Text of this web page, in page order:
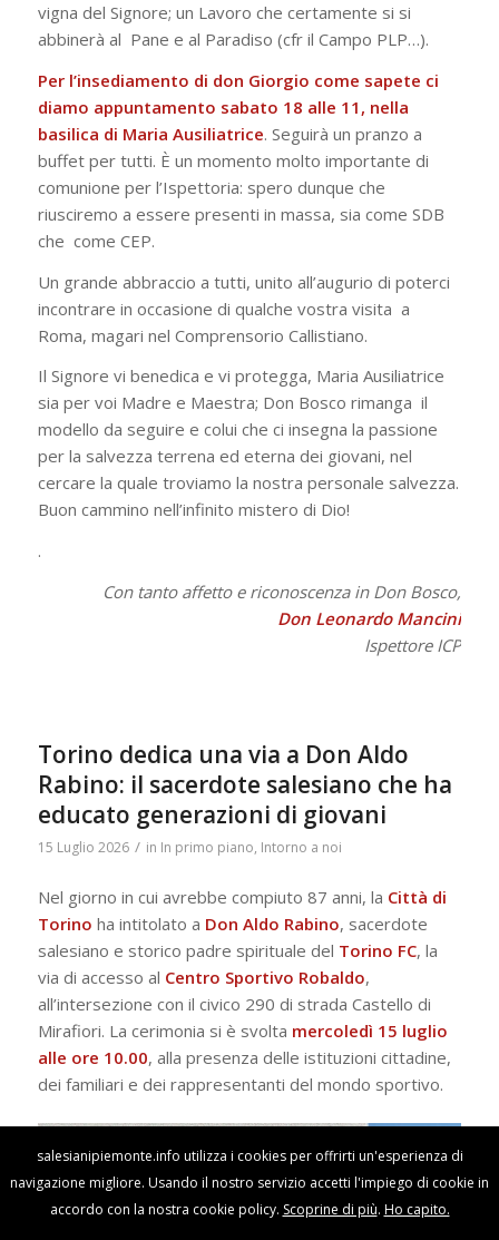
vigna del Signore; un Lavoro che certamente si si
abbinerà al Pane e al Paradiso (cfr il Campo PLP…).
Per l’insediamento di don Giorgio come sapete ci
diamo appuntamento sabato 18 alle 11, nella
basilica di Maria Ausiliatrice. Seguirà un pranzo a
buffet per tutti. È un momento molto importante di
comunione per l’Ispettoria: spero dunque che
riusciremo a essere presenti in massa, sia come SDB
che come CEP.
Un grande abbraccio a tutti, unito all’augurio di poterci
incontrare in occasione di qualche vostra visita a
Roma, magari nel Comprensorio Callistiano.
Il Signore vi benedica e vi protegga, Maria Ausiliatrice
sia per voi Madre e Maestra; Don Bosco rimanga il
modello da seguire e colui che ci insegna la passione
per la salvezza terrena ed eterna dei giovani, nel
cercare la quale troviamo la nostra personale salvezza.
Buon cammino nell’infinito mistero di Dio!
.
Con tanto affetto e riconoscenza in Don Bosco,
Don Leonardo Mancini
Ispettore ICP
Torino dedica una via a Don Aldo
Rabino: il sacerdote salesiano che ha
educato generazioni di giovani
15 Luglio 2026 / in In primo piano, Intorno a noi
Nel giorno in cui avrebbe compiuto 87 anni, la Città di
Torino ha intitolato a Don Aldo Rabino, sacerdote
salesiano e storico padre spirituale del Torino FC, la
via di accesso al Centro Sportivo Robaldo,
all’intersezione con il civico 290 di strada Castello di
Mirafiori. La cerimonia si è svolta mercoledì 15 luglio
alle ore 10.00, alla presenza delle istituzioni cittadine,
dei familiari e dei rappresentanti del mondo sportivo.
salesianipiemonte.info utilizza i cookies per offrirti un'esperienza di
navigazione migliore. Usando il nostro servizio accetti l'impiego di cookie in
accordo con la nostra cookie policy. Scoprine di più. Ho capito.